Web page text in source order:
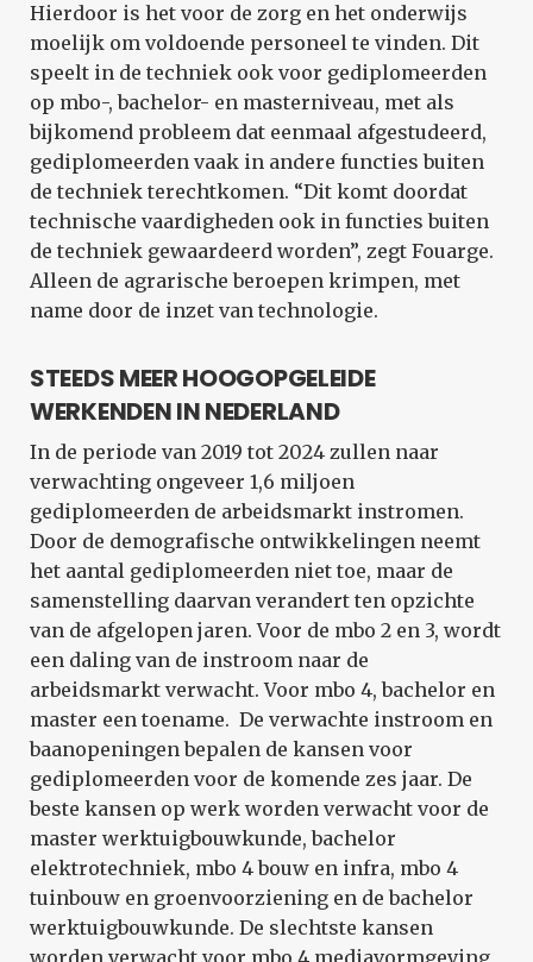
Hierdoor is het voor de zorg en het onderwijs
moelijk om voldoende personeel te vinden. Dit
speelt in de techniek ook voor gediplomeerden
op mbo-, bachelor- en masterniveau, met als
bijkomend probleem dat eenmaal afgestudeerd,
gediplomeerden vaak in andere functies buiten
de techniek terechtkomen. “Dit komt doordat
technische vaardigheden ook in functies buiten
de techniek gewaardeerd worden”, zegt Fouarge.
Alleen de agrarische beroepen krimpen, met
name door de inzet van technologie.
STEEDS MEER HOOGOPGELEIDE
WERKENDEN IN NEDERLAND
In de periode van 2019 tot 2024 zullen naar
verwachting ongeveer 1,6 miljoen
gediplomeerden de arbeidsmarkt instromen.
Door de demografische ontwikkelingen neemt
het aantal gediplomeerden niet toe, maar de
samenstelling daarvan verandert ten opzichte
van de afgelopen jaren. Voor de mbo 2 en 3, wordt
een daling van de instroom naar de
arbeidsmarkt verwacht. Voor mbo 4, bachelor en
master een toename. De verwachte instroom en
baanopeningen bepalen de kansen voor
gediplomeerden voor de komende zes jaar. De
beste kansen op werk worden verwacht voor de
master werktuigbouwkunde, bachelor
elektrotechniek, mbo 4 bouw en infra, mbo 4
tuinbouw en groenvoorziening en de bachelor
werktuigbouwkunde. De slechtste kansen
worden verwacht voor mbo 4 mediavormgeving,